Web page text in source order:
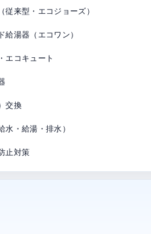
従来型・エコジョーズ）
給湯器（エコワン）
エコキュート
交換
水・給湯・排水）
止対策